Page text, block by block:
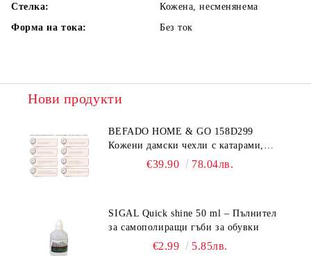
Стелка:
Кожена, несменянема
Форма на тока:
Без ток
Нови продукти
BEFADO HOME & GO 158D299
Кожени дамски чехли с катарами,
€39.90 78.04лв.
SIGAL Quick shine 50 ml – Пълнител
за самополиращи гъби за обувки
€2.99 5.85лв.